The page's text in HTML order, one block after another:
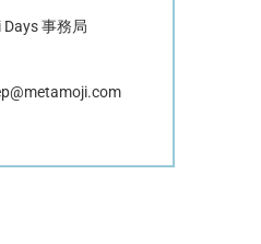
事務局